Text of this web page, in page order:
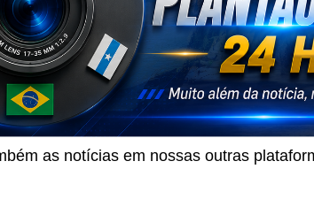
as notícias em nossas outras